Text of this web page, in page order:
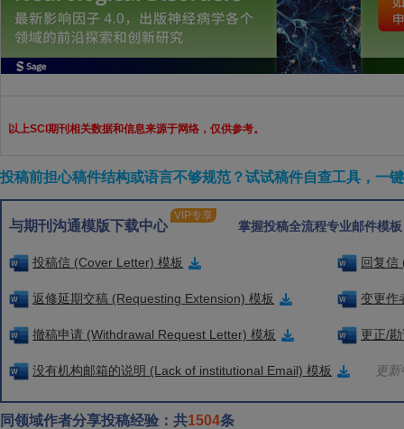
以上SCI期刊相关数据和信息来源于网络，仅供参考。
投稿前担心稿件结构或语言不够规范？试试稿件自查工具，一
与期刊沟通模版下载中心
VIP专享
掌握投稿全流程专业邮件模
投稿信 (Cover Letter) 模板 回复信
返修延期交稿 (Requesting Extension) 模板 变更作
撤稿申请 (Withdrawal Request Letter) 模板 更正/
没有机构邮箱的说明 (Lack of institutional Email) 模板 更
同领域作者分享投稿经验：共1504条